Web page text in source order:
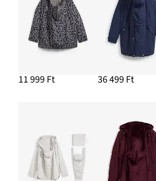
HOZZÁADÁS A
Chelsea cipő
14 999 Ft
HOZZÁADÁS A
Karika fülbevaló
11 999 Ft 36 499 Ft